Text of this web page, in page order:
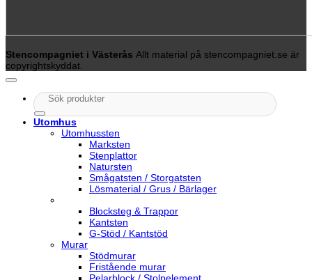
Stencompagniet i Västerås Allt material på stencompagniet.se är
copyrightskyddat.
Sök
efter:
Utomhus
Utomhussten
Marksten
Stenplattor
Natursten
Smågatsten / Storgatsten
Lösmaterial / Grus / Bärlager
Blocksteg & Trappor
Kantsten
G-Stöd / Kantstöd
Murar
Stödmurar
Fristående murar